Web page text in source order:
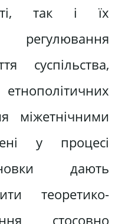
так і їх
регулювання
суспільства,
міжетнічними
у процесі
дають
теоретико-
стосовно